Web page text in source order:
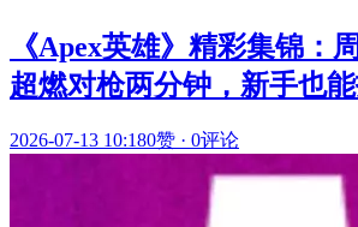
《Apex英雄》精彩集锦：
超燃对枪两分钟，新手也
2026-07-13 10:180赞 · 0评论